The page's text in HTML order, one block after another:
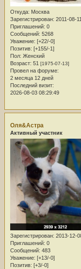
Откуда: Москва
Зарегистрирован: 2011-08-11
Приглашений: 0
Сообщений: 5268
Уважение: [+22/-0]
Позитив: [+155/-1]
Пол: Женский
Возраст: 51 [1975-07-13]
Провел на форуме:
2 месяца 12 дней
Последний визит:
2026-08-03 08:29:49
Оля&Астра
Активный участник
Зарегистрирован: 2013-12-
Приглашений: 0
Сообщений: 483
Уважение: [+13/-0]
Позитив: [+3/-0]